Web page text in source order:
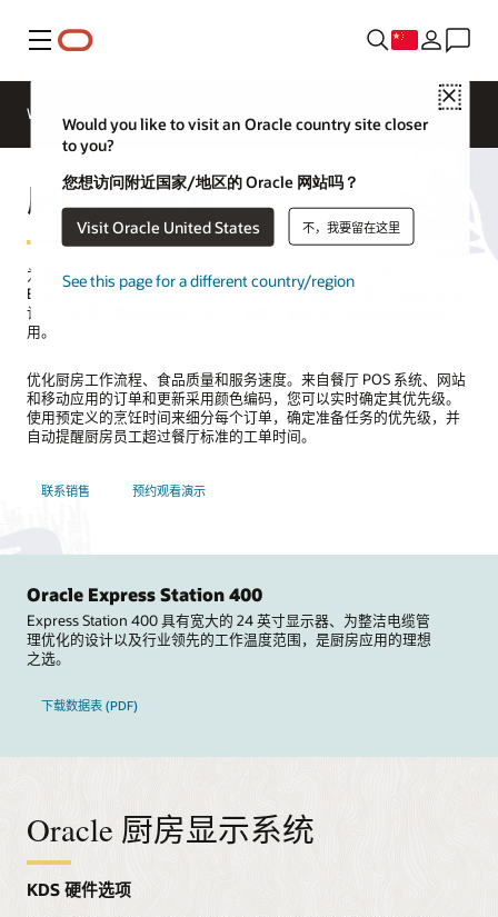
菜单
Close
Would you like to visit an Oracle country site closer
to you?
您想访问附近国家/地区的 Oracle 网站吗？
Visit Oracle United States 不，我要留在这里
See this page for a different country/region
Webinars
厨房显示系统
为您的厨房配备业界认可的耐用一体化厨房显示系统 (KDS)。Oracle
Express Station 400 易于安装，并且专为使用耐用型嵌入式组件而设
计，可承受大量接触高温、水汽、油脂、液体的环境以及高强度使
用。
优化厨房工作流程、食品质量和服务速度。来自餐厅 POS 系统、网站
和移动应用的订单和更新采用颜色编码，您可以实时确定其优先级。
使用预定义的烹饪时间来细分每个订单，确定准备任务的优先级，并
自动提醒厨房员工超过餐厅标准的工单时间。
联系销售 预约观看演示
Oracle Express Station 400
Express Station 400 具有宽大的 24 英寸显示器、为整洁电缆管
理优化的设计以及行业领先的工作温度范围，是厨房应用的理想
之选。
下载数据表 (PDF)
Oracle 厨房显示系统
KDS 硬件选项